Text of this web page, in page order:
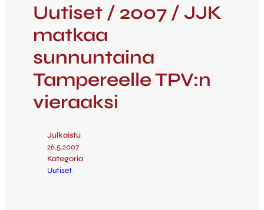
Uutiset / 2007 / JJK
matkaa
sunnuntaina
Tampereelle TPV:n
vieraaksi
Julkaistu
26.5.2007
Kategoria
Uutiset